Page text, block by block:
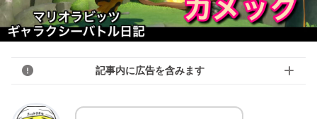
記事内に広告を含みます